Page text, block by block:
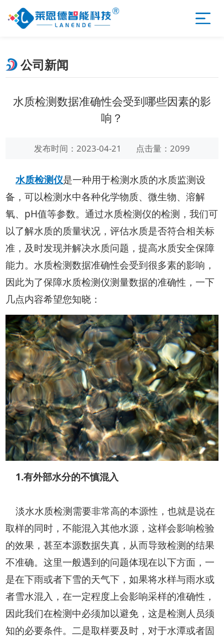
公司新闻
水质检测数据准确性会受到哪些因素的影
响？
发布时间：2023-04-21 点击量：2099
水质检测仪是一种用于检测水质的水质监测设
备，可以检测水中各种化学物质、微生物、溶解
氧、pH值等参数。通过水质检测仪的检测，我们可
以了解水质的质量状况，评估水质是否符合相关标
准，及时发现并解决水质问题，提高水质安全保障
能力。水质检测数据准确性会受到很多素的影响，
因此为了保障水质检测仪测量数据的准确性，一下
几点内容希望您知晓：
1.有外部水分的不慎混入
淡水水质检测需要非常高的本源性，也就是说在
取样的同时，不能混入其他水源，这样会影响检验
的效果，甚至本源数据失真，从而导致检测的结果
不准确。这里一般遇到的问题体现在以下方面，一
是在下雨或者下雪的天气下，如果将水样与雨水或
者雪水混入，在一定程度上会影响采样的准确性，
因此我们在检测中必须加以避免，这是检测人员须
知的必要条件。二是取样要及时，对于水潭或者固